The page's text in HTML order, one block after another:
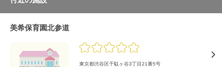
美希保育園北参道
東京都渋谷区千駄ヶ谷3丁目21番5号